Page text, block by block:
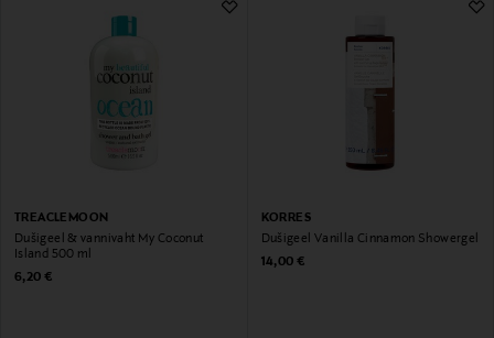
TREACLEMOON
Dušigeel & vannivaht My Coconut
Island 500 ml
Original Price
6,20 €
KORRES
Dušigeel Vanilla Cinnamon Showergel
Original Price
14,00 €